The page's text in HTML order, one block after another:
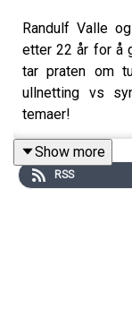
Randulf Valle
etter 22 år for å
tar praten om
ullnetting vs
temaer!
Sjekk ut
https://
Show more
RSS